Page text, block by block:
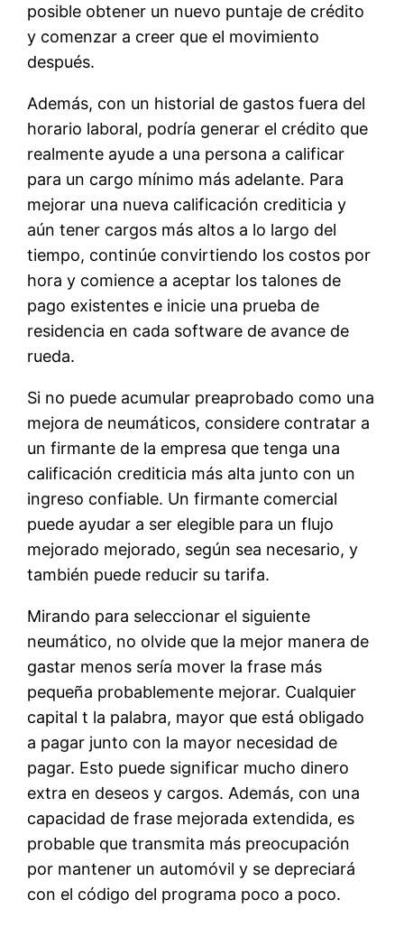
posible obtener un nuevo puntaje de crédito
y comenzar a creer que el movimiento
después.
Además, con un historial de gastos fuera del
horario laboral, podría generar el crédito que
realmente ayude a una persona a calificar
para un cargo mínimo más adelante. Para
mejorar una nueva calificación crediticia y
aún tener cargos más altos a lo largo del
tiempo, continúe convirtiendo los costos por
hora y comience a aceptar los talones de
pago existentes e inicie una prueba de
residencia en cada software de avance de
rueda.
Si no puede acumular preaprobado como una
mejora de neumáticos, considere contratar a
un firmante de la empresa que tenga una
calificación crediticia más alta junto con un
ingreso confiable. Un firmante comercial
puede ayudar a ser elegible para un flujo
mejorado mejorado, según sea necesario, y
también puede reducir su tarifa.
Mirando para seleccionar el siguiente
neumático, no olvide que la mejor manera de
gastar menos sería mover la frase más
pequeña probablemente mejorar. Cualquier
capital t la palabra, mayor que está obligado
a pagar junto con la mayor necesidad de
pagar. Esto puede significar mucho dinero
extra en deseos y cargos. Además, con una
capacidad de frase mejorada extendida, es
probable que transmita más preocupación
por mantener un automóvil y se depreciará
con el código del programa poco a poco.